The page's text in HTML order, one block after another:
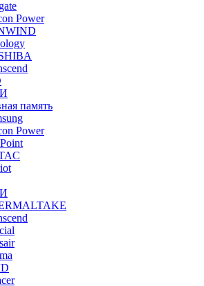
Power
память
Power